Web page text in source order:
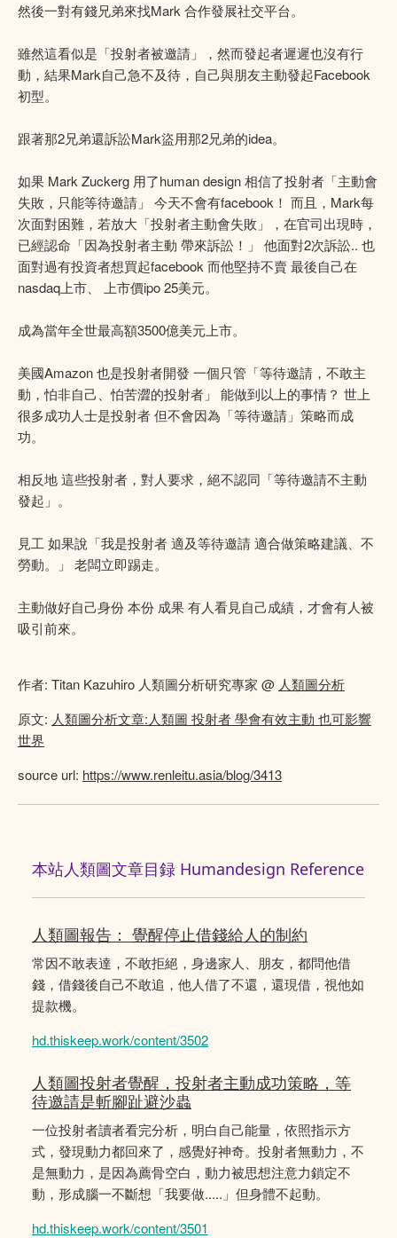
然後一對有錢兄弟來找Mark 合作發展社交平台。
雖然這看似是「投射者被邀請」，然而發起者遲遲也沒有行
動，結果Mark自己急不及待，自己與朋友主動發起Facebook
初型。
跟著那2兄弟還訴訟Mark盜用那2兄弟的idea。
如果 Mark Zuckerg 用了human design 相信了投射者「主動會
失敗，只能等待邀請」 今天不會有facebook！ 而且，Mark每
次面對困難，若放大「投射者主動會失敗」，在官司出現時，
已經認命「因為投射者主動 帶來訴訟！」 他面對2次訴訟.. 也
面對過有投資者想買起facebook 而他堅持不賣 最後自己在
nasdaq上市、 上市價ipo 25美元。
成為當年全世最高額3500億美元上市。
美國Amazon 也是投射者開發 一個只管「等待邀請，不敢主
動，怕非自己、怕苦澀的投射者」 能做到以上的事情？ 世上
很多成功人士是投射者 但不會因為「等待邀請」策略而成
功。
相反地 這些投射者，對人要求，絕不認同「等待邀請不主動
發起」。
見工 如果說「我是投射者 適及等待邀請 適合做策略建議、不
勞動。」 老闆立即踢走。
主動做好自己身份 本份 成果 有人看見自己成績，才會有人被
吸引前來。
作者: Titan Kazuhiro 人類圖分析研究專家 @ 人類圖分析
原文: 人類圖分析文章:人類圖 投射者 學會有效主動 也可影響
世界
source url: https://www.renleitu.asia/blog/3413
本站人類圖文章目録 Humandesign Reference
人類圖報告： 覺醒停止借錢給人的制約
常因不敢表達，不敢拒絕，身邊家人、朋友，都問他借
錢，借錢後自己不敢追，他人借了不還，還現借，視他如
提款機。
hd.thiskeep.work/content/3502
人類圖投射者覺醒，投射者主動成功策略，等
待邀請是斬腳趾避沙蟲
一位投射者讀者看完分析，明白自己能量，依照指示方
式，發現動力都回來了，感覺好神奇。投射者無動力，不
是無動力，是因為薦骨空白，動力被思想注意力鎖定不
動，形成腦一不斷想「我要做.....」但身體不起動。
hd.thiskeep.work/content/3501